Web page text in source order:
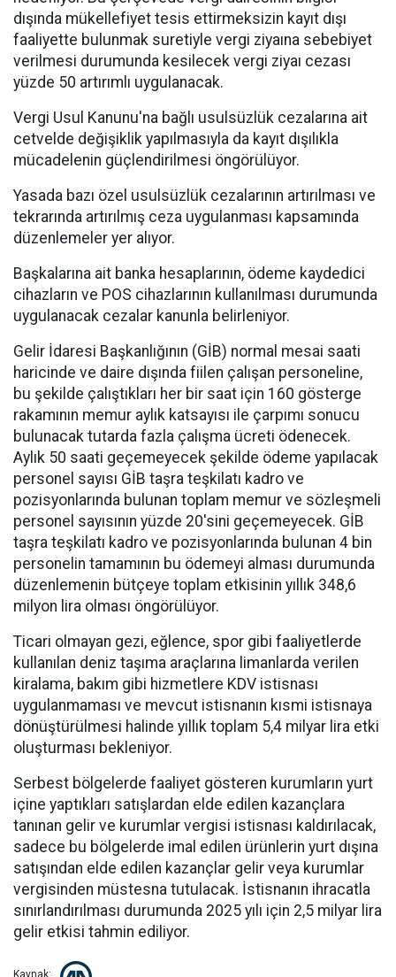
dışında mükellefiyet tesis ettirmeksizin kayıt dışı
faaliyette bulunmak suretiyle vergi ziyaına sebebiyet
verilmesi durumunda kesilecek vergi ziyaı cezası
yüzde 50 artırımlı uygulanacak.
Vergi Usul Kanunu'na bağlı usulsüzlük cezalarına ait
cetvelde değişiklik yapılmasıyla da kayıt dışılıkla
mücadelenin güçlendirilmesi öngörülüyor.
Yasada bazı özel usulsüzlük cezalarının artırılması ve
tekrarında artırılmış ceza uygulanması kapsamında
düzenlemeler yer alıyor.
Başkalarına ait banka hesaplarının, ödeme kaydedici
cihazların ve POS cihazlarının kullanılması durumunda
uygulanacak cezalar kanunla belirleniyor.
Gelir İdaresi Başkanlığının (GİB) normal mesai saati
haricinde ve daire dışında fiilen çalışan personeline,
bu şekilde çalıştıkları her bir saat için 160 gösterge
rakamının memur aylık katsayısı ile çarpımı sonucu
bulunacak tutarda fazla çalışma ücreti ödenecek.
Aylık 50 saati geçemeyecek şekilde ödeme yapılacak
personel sayısı GİB taşra teşkilatı kadro ve
pozisyonlarında bulunan toplam memur ve sözleşmeli
personel sayısının yüzde 20'sini geçemeyecek. GİB
taşra teşkilatı kadro ve pozisyonlarında bulunan 4 bin
personelin tamamının bu ödemeyi alması durumunda
düzenlemenin bütçeye toplam etkisinin yıllık 348,6
milyon lira olması öngörülüyor.
Ticari olmayan gezi, eğlence, spor gibi faaliyetlerde
kullanılan deniz taşıma araçlarına limanlarda verilen
kiralama, bakım gibi hizmetlere KDV istisnası
uygulanmaması ve mevcut istisnanın kısmi istisnaya
dönüştürülmesi halinde yıllık toplam 5,4 milyar lira etki
oluşturması bekleniyor.
Serbest bölgelerde faaliyet gösteren kurumların yurt
içine yaptıkları satışlardan elde edilen kazançlara
tanınan gelir ve kurumlar vergisi istisnası kaldırılacak,
sadece bu bölgelerde imal edilen ürünlerin yurt dışına
satışından elde edilen kazançlar gelir veya kurumlar
vergisinden müstesna tutulacak. İstisnanın ihracatla
sınırlandırılması durumunda 2025 yılı için 2,5 milyar lira
gelir etkisi tahmin ediliyor.